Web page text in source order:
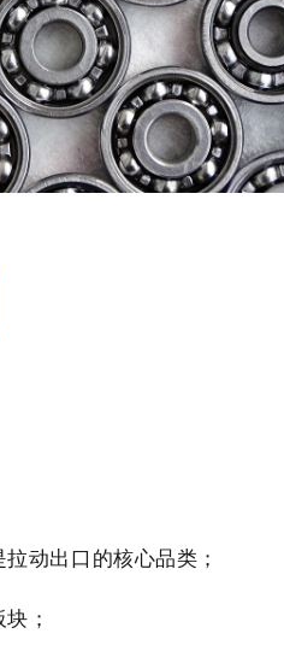
动出口的核心品类；
；